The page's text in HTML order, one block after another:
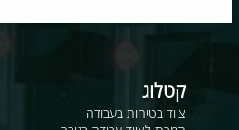
חדש?
פרטים בטופס ואחד הנציגים ייחזור אליכם